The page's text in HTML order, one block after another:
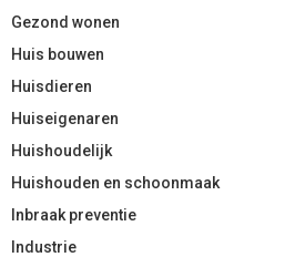
Gezond wonen
Huis bouwen
Huisdieren
Huiseigenaren
Huishoudelijk
Huishouden en schoonmaak
Inbraak preventie
Industrie